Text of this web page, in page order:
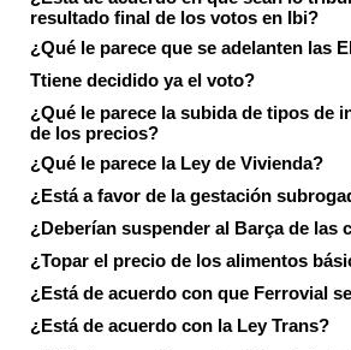
resultado final de los votos en Ibi?
¿Qué le parece que se adelanten las
Ttiene decidido ya el voto?
¿Qué le parece la subida de tipos de
de los precios?
¿Qué le parece la Ley de Vivienda?
¿Está a favor de la gestación
¿Deberían suspender al Barça de las
¿Topar el precio de los alimentos
¿Está de acuerdo con que Ferrovial
¿Está de acuerdo con la Ley Trans?